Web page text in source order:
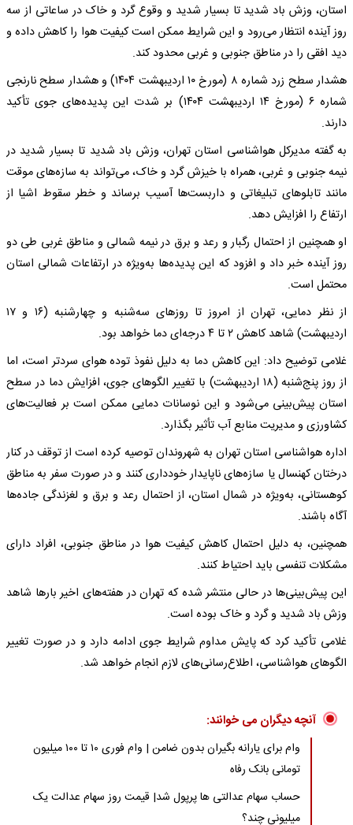
استان، وزش باد شدید تا بسیار شدید و وقوع گرد و خاک در ساعاتی از سه
روز آینده انتظار می‌رود و این شرایط ممکن است کیفیت هوا را کاهش داده و
دید افقی را در مناطق جنوبی و غربی محدود کند.
هشدار سطح زرد شماره ۸ (مورخ ۱۰ اردیبهشت ۱۴۰۴) و هشدار سطح نارنجی
شماره ۶ (مورخ ۱۴ اردیبهشت ۱۴۰۴) بر شدت این پدیده‌های جوی تأکید
دارند.
به گفته مدیرکل هواشناسی استان تهران، وزش باد شدید تا بسیار شدید در
نیمه جنوبی و غربی، همراه با خیزش گرد و خاک، می‌تواند به سازه‌های موقت
مانند تابلوهای تبلیغاتی و داربست‌ها آسیب برساند و خطر سقوط اشیا از
ارتفاع را افزایش دهد.
او همچنین از احتمال رگبار و رعد و برق در نیمه شمالی و مناطق غربی طی دو
روز آینده خبر داد و افزود که این پدیده‌ها به‌ویژه در ارتفاعات شمالی استان
محتمل است.
از نظر دمایی، تهران از امروز تا روزهای سه‌شنبه و چهارشنبه (۱۶ و ۱۷
اردیبهشت) شاهد کاهش ۲ تا ۴ درجه‌ای دما خواهد بود.
غلامی توضیح داد: این کاهش دما به دلیل نفوذ توده هوای سردتر است، اما
از روز پنج‌شنبه (۱۸ اردیبهشت) با تغییر الگوهای جوی، افزایش دما در سطح
استان پیش‌بینی می‌شود و این نوسانات دمایی ممکن است بر فعالیت‌های
کشاورزی و مدیریت منابع آب تأثیر بگذارد.
اداره هواشناسی استان تهران به شهروندان توصیه کرده است از توقف در کنار
درختان کهنسال یا سازه‌های ناپایدار خودداری کنند و در صورت سفر به مناطق
کوهستانی، به‌ویژه در شمال استان، از احتمال رعد و برق و لغزندگی جاده‌ها
آگاه باشند.
همچنین، به دلیل احتمال کاهش کیفیت هوا در مناطق جنوبی، افراد دارای
مشکلات تنفسی باید احتیاط کنند.
این پیش‌بینی‌ها در حالی منتشر شده که تهران در هفته‌های اخیر بارها شاهد
وزش باد شدید و گرد و خاک بوده است.
غلامی تأکید کرد که پایش مداوم شرایط جوی ادامه دارد و در صورت تغییر
الگوهای هواشناسی، اطلاع‌رسانی‌های لازم انجام خواهد شد.
آنچه دیگران می خوانند:
وام برای یارانه بگیران بدون ضامن | وام فوری ۱۰ تا ۱۰۰ میلیون
تومانی بانک رفاه
حساب سهام عدالتی ها پرپول شد| قیمت روز سهام عدالت یک
میلیونی چند؟